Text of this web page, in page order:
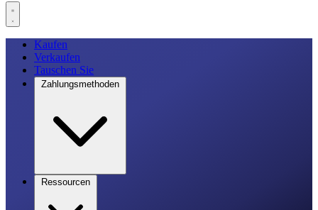
Kaufen
Verkaufen
Tauschen Sie
Zahlungsmethoden
Ressourcen